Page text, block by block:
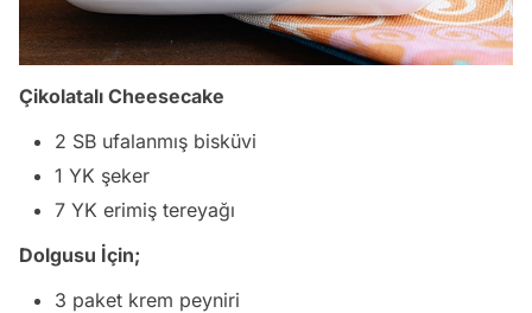
Çikolatalı Cheesecake
2 SB ufalanmış bisküvi
1 YK şeker
7 YK erimiş tereyağı
Dolgusu İçin;
3 paket krem peyniri